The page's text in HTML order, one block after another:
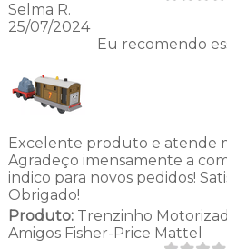
Selma R.
25/07/2024
Eu recomendo
Excelente produto e atende
Agradeço imensamente a
indico para novos pedidos!
Obrigado!
Produto:Trenzinho
Amigos Fisher-Price Mattel